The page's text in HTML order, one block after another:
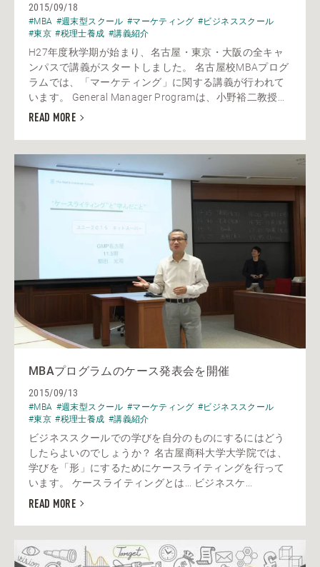
2015/09/18
#MBA #週末型スクール #マーケティング #ビジネススクール
#東京 #税理士養成 #講義紹介
H27年度秋学期が始まり、名古屋・東京・大阪の全キャ
ンパスで講義がスタートしました。 名古屋校MBAプログ
ラムでは、「マーケティング」に関する講義が行われて
います。 General Manager Programは、小野裕二教授...
READ MORE
MBAプログラムのケース発表会を開催
2015/09/13
#MBA #週末型スクール #マーケティング #ビジネススクール
#東京 #税理士養成 #講義紹介
ビジネススクールでの学びを自分のものにするにはどう
したらよいのでしょうか？ 名古屋商科大学大学院では、
学びを「形」にするためにケースライティングを行って
います。 ケースライティングとは... ビジネスケ...
READ MORE